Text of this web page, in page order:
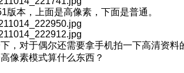
版本，上面是高像素，下面是普通。
，对于偶尔还需要拿手机拍一下高清资料
像素模式算什么东西？